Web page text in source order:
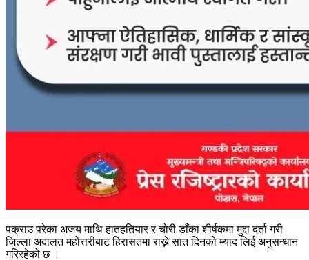
पक्राउ परेका अजय माथि हातहतियार र चोरी डाँका शीर्षकमा मुद्दा दर्ता गरी
जिल्ला अदालत महोत्तरीबाट हिरासतमा राख्ने सात दिनको म्याद लिई अनुसन्धान
गरिरहेको छ ।